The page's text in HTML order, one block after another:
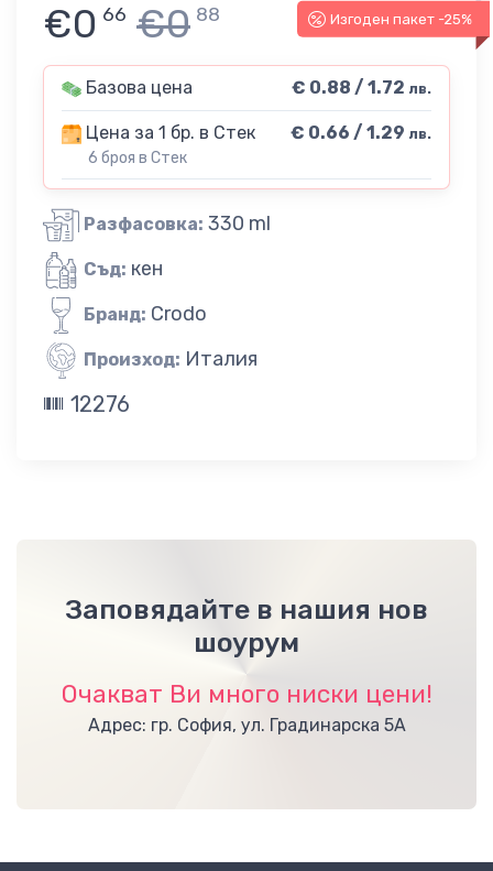
Изгоден пакет -25%
€0 66 €0 88
Базова цена € 0.88 / 1.72 лв.
Цена за 1 бр. в Стек
6 броя в Стек
€ 0.66 / 1.29 лв.
Разфасовка: 330 ml
Съд: кен
Бранд: Crodo
Произход: Италия
12276
Заповядайте в нашия нов
шоурум
Очакват Ви много ниски цени!
Адрес: гр. София, ул. Градинарска 5А